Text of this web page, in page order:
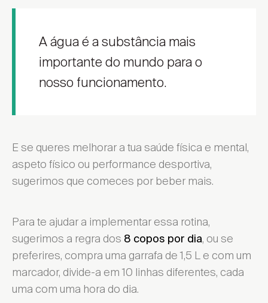
A água é a substância mais
importante do mundo para o
nosso funcionamento.
E se queres melhorar a tua saúde física e mental,
aspeto físico ou performance desportiva,
sugerimos que comeces por beber mais.
Para te ajudar a implementar essa rotina,
sugerimos a regra dos 8 copos por dia, ou se
preferires, compra uma garrafa de 1,5 L e com um
marcador, divide-a em 10 linhas diferentes, cada
uma com uma hora do dia.